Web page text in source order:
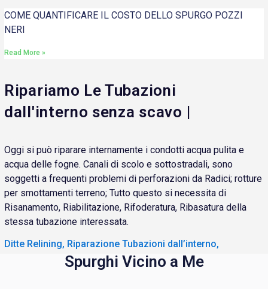
COME QUANTIFICARE IL COSTO DELLO SPURGO POZZI
NERI
Read More »
Ripariamo Le Tubazioni
dall'interno senza scavo |
Oggi si può riparare internamente i condotti acqua pulita e
acqua delle fogne. Canali di scolo e sottostradali, sono
soggetti a frequenti problemi di perforazioni da Radici; rotture
per smottamenti terreno; Tutto questo si necessita di
Risanamento, Riabilitazione, Rifoderatura, Ribasatura della
stessa tubazione interessata.
Ditte Relining, Riparazione Tubazioni dall’interno,
Spurghi Vicino a Me